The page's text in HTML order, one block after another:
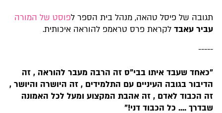
תגובה של פיסל טהאה, מנהל בית הספר לפוסט של המורה
עביר עאבד לקראת פרס טראמפ להוראה איכותית.
-----
"כאחד שעבד איתו בבי"ס זה הרבה מעבר להוראה , זה
הדיבור בגובה העיניים עם התלמידים , זה היושרה והיושר ,
זה הכבוד לאדם , זה אהבת המקצוע ומעל לכל האמונה
שבדרך .... כל הכבוד דני!"